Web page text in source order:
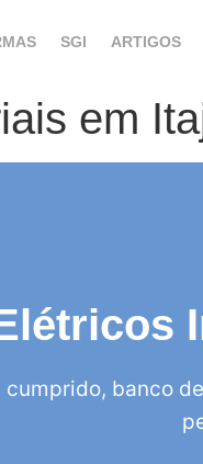
SGI ARTIGOS
em
banco